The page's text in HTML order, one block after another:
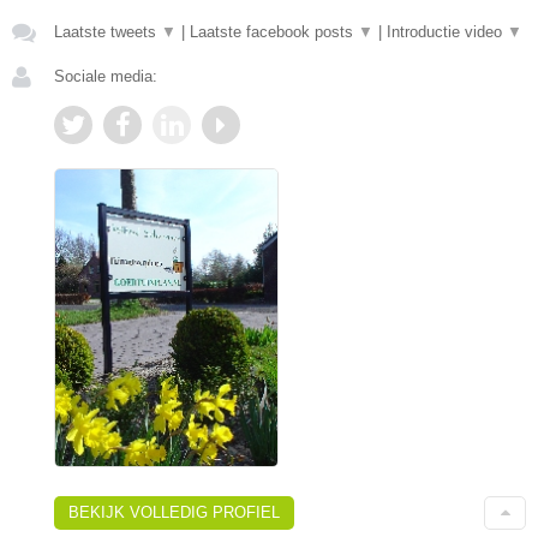
Laatste tweets ▼ Laatste facebook posts ▼ Introductie video ▼
Sociale media:
BEKIJK VOLLEDIG PROFIEL